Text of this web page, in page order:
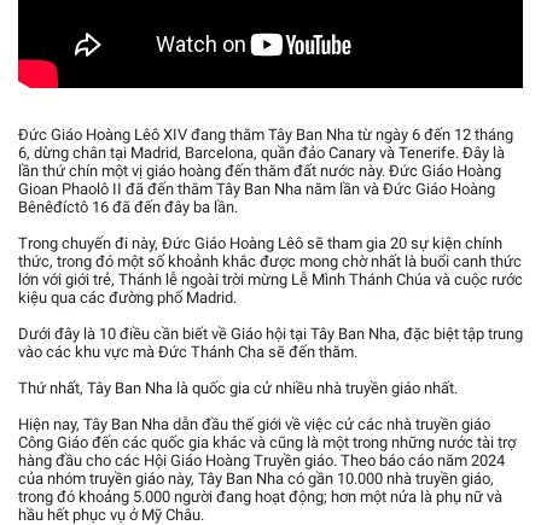
Đức Giáo Hoàng Lêô XIV đang thăm Tây Ban Nha từ ngày 6 đến 12 tháng
6, dừng chân tại Madrid, Barcelona, quần đảo Canary và Tenerife. Đây là
lần thứ chín một vị giáo hoàng đến thăm đất nước này. Đức Giáo Hoàng
Gioan Phaolô II đã đến thăm Tây Ban Nha năm lần và Đức Giáo Hoàng
Bênêđíctô 16 đã đến đây ba lần.
Trong chuyến đi này, Đức Giáo Hoàng Lêô sẽ tham gia 20 sự kiện chính
thức, trong đó một số khoảnh khắc được mong chờ nhất là buổi canh thức
lớn với giới trẻ, Thánh lễ ngoài trời mừng Lễ Mình Thánh Chúa và cuộc rước
kiệu qua các đường phố Madrid.
Dưới đây là 10 điều cần biết về Giáo hội tại Tây Ban Nha, đặc biệt tập trung
vào các khu vực mà Đức Thánh Cha sẽ đến thăm.
Thứ nhất, Tây Ban Nha là quốc gia cử nhiều nhà truyền giáo nhất.
Hiện nay, Tây Ban Nha dẫn đầu thế giới về việc cử các nhà truyền giáo
Công Giáo đến các quốc gia khác và cũng là một trong những nước tài trợ
hàng đầu cho các Hội Giáo Hoàng Truyền giáo. Theo báo cáo năm 2024
của nhóm truyền giáo này, Tây Ban Nha có gần 10.000 nhà truyền giáo,
trong đó khoảng 5.000 người đang hoạt động; hơn một nửa là phụ nữ và
hầu hết phục vụ ở Mỹ Châu.